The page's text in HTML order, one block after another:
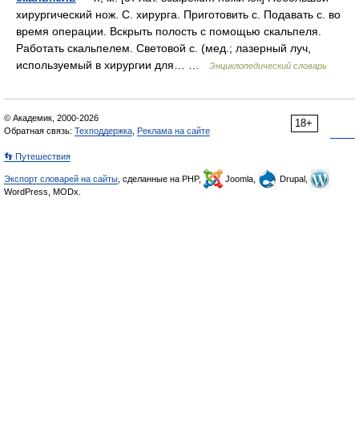
хирургический нож. С. хирурга. Приготовить с. Подавать с. во
время операции. Вскрыть полость с помощью скальпеля.
Работать скальпелем. Световой с. (мед.; лазерный луч,
используемый в хирургии для… …
Энциклопедический словарь
18+
© Академик, 2000-2026
Обратная связь: Техподдержка Реклама на сайте
👣 Путешествия
Экспорт словарей на сайты , сделанные на PHP, Joomla,
Drupal,
WordPress, MODx.